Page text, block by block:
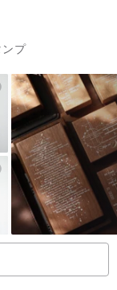
持ち手の間にはク
違うはんこの写真
）｝
る場合があります
イに拭いて配送し
プ